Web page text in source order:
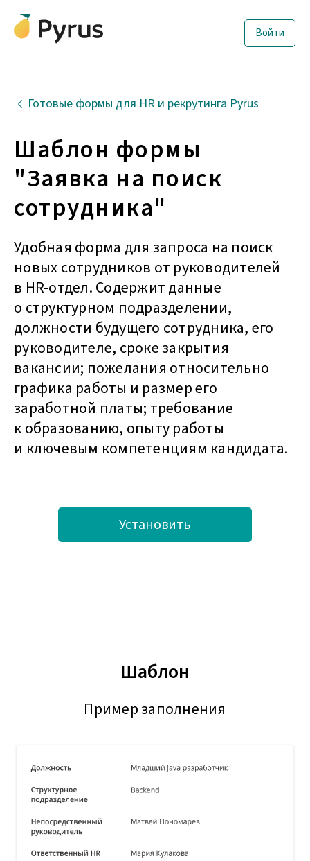
Войти
Готовые формы для HR и рекрутинга Pyrus
Шаблон формы
"Заявка на поиск
сотрудника"
Удобная форма для запроса на поиск
новых сотрудников от руководителей
в HR-отдел. Содержит данные
о структурном подразделении,
должности будущего сотрудника, его
руководителе, сроке закрытия
вакансии; пожелания относительно
графика работы и размер его
заработной платы; требование
к образованию, опыту работы
и ключевым компетенциям кандидата.
Установить
Шаблон
Пример заполнения